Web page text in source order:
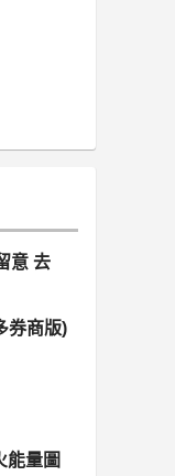
去
券商版)
能量圖